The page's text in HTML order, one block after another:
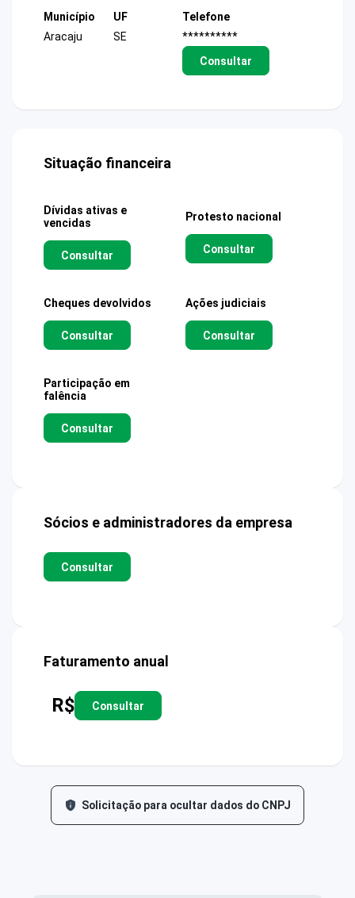
Município
Aracaju
UF
SE
Telefone
**********
Consultar
Situação financeira
Dívidas ativas e
vencidas
Consultar
Protesto nacional
Consultar
Cheques devolvidos
Consultar
Ações judiciais
Consultar
Participação em
falência
Consultar
Sócios e administradores da empresa
Consultar
Faturamento anual
R$ Consultar
Solicitação para ocultar dados do CNPJ